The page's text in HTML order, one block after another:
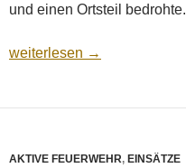
und einen Ortsteil bedrohte.
Übung mit der UG-ÖEL
weiterlesen →
AKTIVE FEUERWEHR, EINSÄTZE